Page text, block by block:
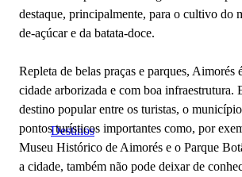
Destinos
destaque, principalmente, para o cultivo do
de-açúcar e da batata-doce.
Repleta de belas praças e parques, Aimorés
cidade arborizada e com boa infraestrutura.
destino popular entre os turistas, o
pontos turísticos importantes como, por
Museu Histórico de Aimorés e o Parque
a cidade, também não pode deixar de